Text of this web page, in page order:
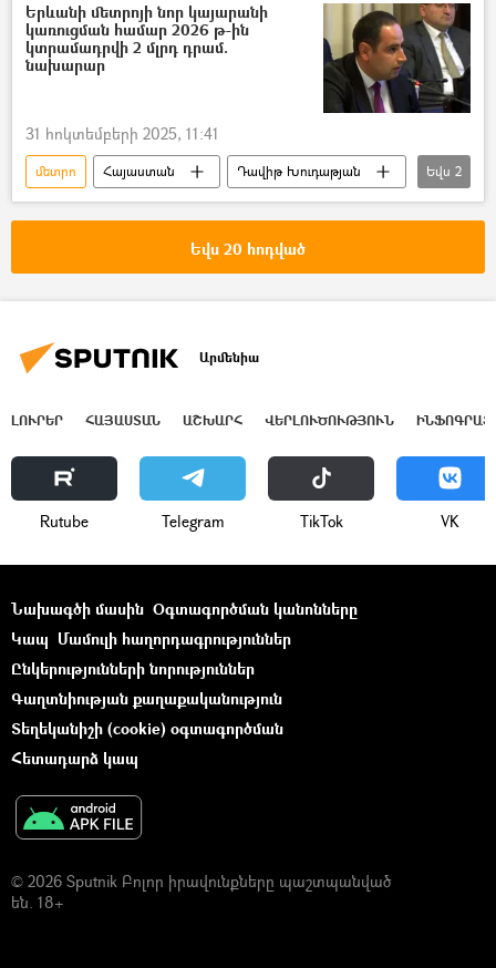
Երևանի մետրոյի նոր կայարանի
կառուցման համար 2026 թ-ին
կտրամադրվի 2 մլրդ դրամ.
նախարար
31 հոկտեմբերի 2025, 11:41
մետրո Հայաստան
Դավիթ Խուդաթյան
Աջափնյակ
կայարան
Եվս 2
Եվս 20 հոդված
Արմենիա
ԼՈՒՐԵՐ ՀԱՅԱՍՏԱՆ ԱՇԽԱՐՀ ՎԵՐԼՈՒԾՈՒԹՅՈՒՆ
Rutube Telegram ТikТоk VK
Նախագծի մասին Օգտագործման կանոնները
Կապ Մամուլի հաղորդագրություններ
Ընկերությունների նորություններ
Գաղտնիության քաղաքականություն
Տեղեկանիշի (cookie) օգտագործման
Հետադարձ կապ
© 2026 Sputnik Բոլոր իրավունքները պաշտպանված
են. 18+